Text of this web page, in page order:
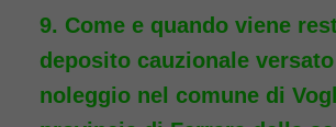
da 96,00€
Come e quando viene
deposito cauzionale versato
noleggio nel comune di